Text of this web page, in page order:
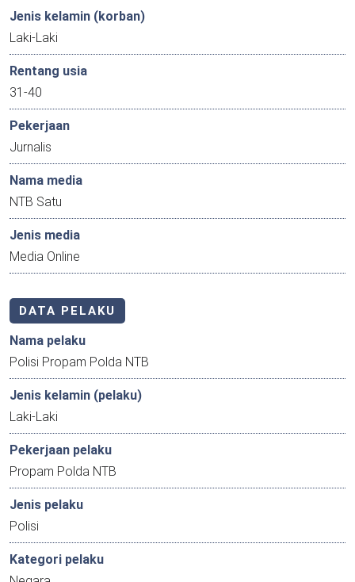
Jenis kelamin (korban)
Laki-Laki
Rentang usia
31-40
Pekerjaan
Jurnalis
Nama media
NTB Satu
Jenis media
Media Online
DATA PELAKU
Nama pelaku
Polisi Propam Polda NTB
Jenis kelamin (pelaku)
Laki-Laki
Pekerjaan pelaku
Propam Polda NTB
Jenis pelaku
Polisi
Kategori pelaku